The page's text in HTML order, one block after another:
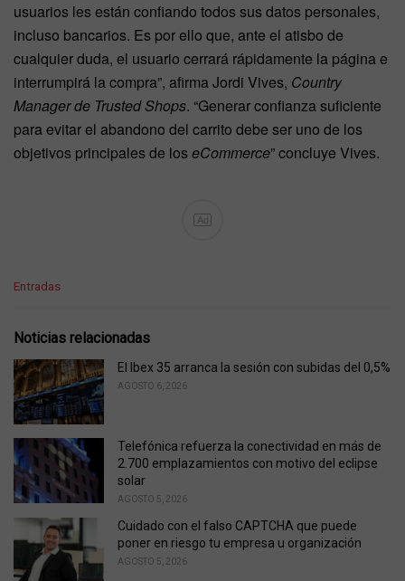
usuarios les están confiando todos sus datos personales,
incluso bancarios. Es por ello que, ante el atisbo de
cualquier duda, el usuario cerrará rápidamente la página e
interrumpirá la compra”, afirma Jordi Vives, Country
Manager de Trusted Shops. “Generar confianza suficiente
para evitar el abandono del carrito debe ser uno de los
objetivos principales de loseCommerce” concluye Vives.
Ad
C
e
o
r
i
e
:
Entradas
Noticias relacionadas
El Ibex 35 arranca la sesión con subidas del 0,5%
AGOSTO 6, 2026
Telefónica refuerza la conectividad en más de
2.700 emplazamientos con motivo del eclipse
solar
AGOSTO 5, 2026
Cuidado con el falso CAPTCHA que puede
poner en riesgo tu empresa u organización
AGOSTO 5, 2026